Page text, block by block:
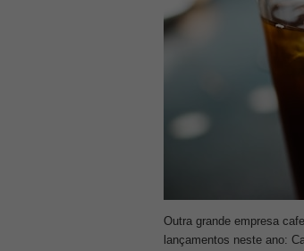
Outra grande empresa
lançamentos neste ano: